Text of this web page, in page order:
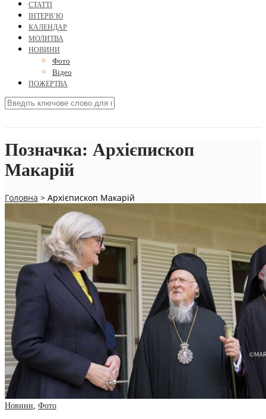
СТАТТІ
ІНТЕРВ’Ю
КАЛЕНДАР
МОЛИТВА
НОВИНИ
Фото
Відео
ПОЖЕРТВА
Позначка: Архієпископ
Макарій
Головна > Архієпископ Макарій
Новини, Фото